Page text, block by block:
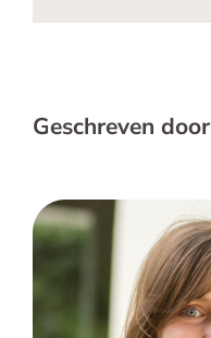
Geschreven door